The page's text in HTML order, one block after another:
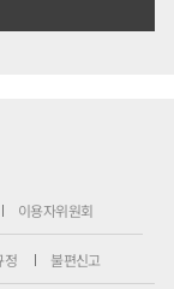
이용자위원회
정 불편신고